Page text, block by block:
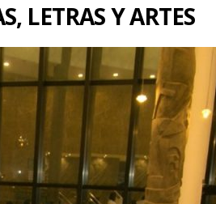
LETRAS Y ARTES